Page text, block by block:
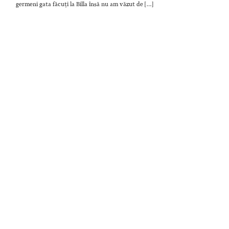
germeni gata făcuți la Billa însă nu am văzut de […]